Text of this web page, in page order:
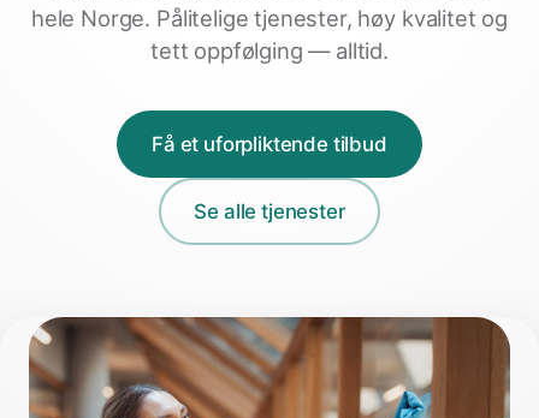
hele Norge. Pålitelige tjenester, høy kvalitet og
tett oppfølging — alltid.
Få et uforpliktende tilbud
Se alle tjenester